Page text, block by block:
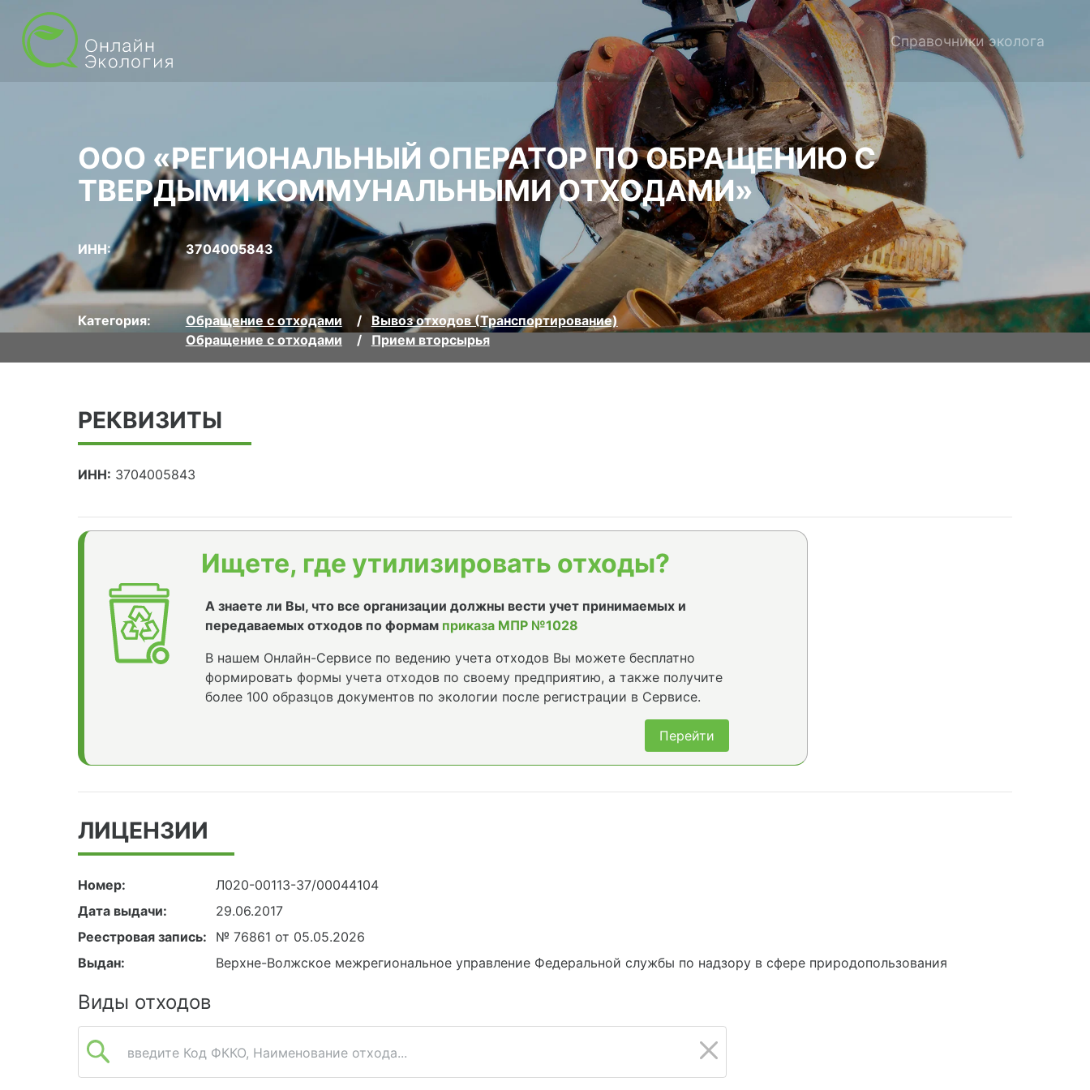
Справочники эколога
ООО «РЕГИОНАЛЬНЫЙ ОПЕРАТОР ПО ОБРАЩЕНИЮ С
ТВЕРДЫМИ КОММУНАЛЬНЫМИ ОТХОДАМИ»
ИНН: 3704005843
Категория: Обращение с отходами
Вывоз отходов (Транспортирование)
Обращение с отходами
Прием вторсырья
РЕКВИЗИТЫ
ИНН: 3704005843
Ищете, где утилизировать отходы?
А знаете ли Вы, что все организации должны вести учет принимаемых и
передаваемых отходов по формам приказа МПР №1028
В нашем Онлайн-Сервисе по ведению учета отходов Вы можете бесплатно
формировать формы учета отходов по своему предприятию, а также получите
более 100 образцов документов по экологии после регистрации в Сервисе.
Перейти
ЛИЦЕНЗИИ
Номер:
Л020-00113-37/00044104
Дата выдачи:
29.06.2017
Реестровая запись:
№ 76861 от 05.05.2026
Выдан:
Верхне-Волжское межрегиональное управление Федеральной службы по надзору в сфере природопользования
Виды отходов
введите Код ФККО, Наименование отхода...